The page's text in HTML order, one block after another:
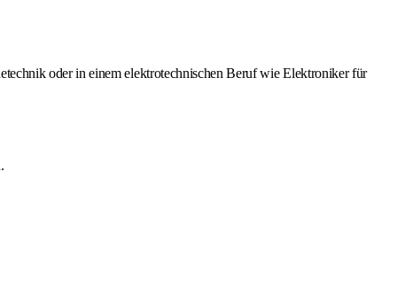
oder in einem elektrotechnischen Beruf wie Elektroniker für